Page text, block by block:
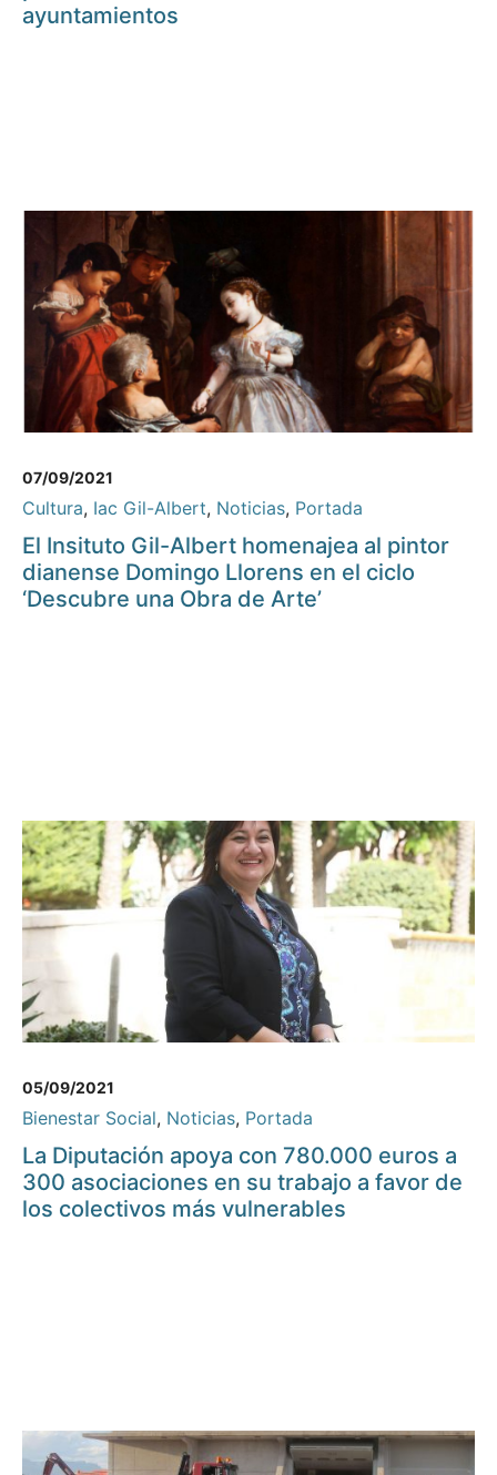
ayuntamientos
07/09/2021
Cultura, Iac Gil-Albert, Noticias, Portada
El Insituto Gil-Albert homenajea al pintor
dianense Domingo Llorens en el ciclo
‘Descubre una Obra de Arte’
05/09/2021
Bienestar Social, Noticias, Portada
La Diputación apoya con 780.000 euros a
300 asociaciones en su trabajo a favor de
los colectivos más vulnerables